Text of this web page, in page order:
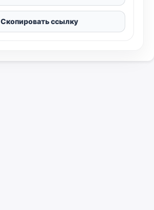
Скопировать ссылку